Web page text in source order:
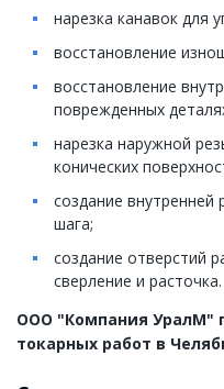
нарезка канавок для
восстановление
восстановление
поврежденных
нарезка наружной
конических
создание
шага;
создание отверстий
сверление и расточка.
ООО "Компания УралМ"
токарных работ в